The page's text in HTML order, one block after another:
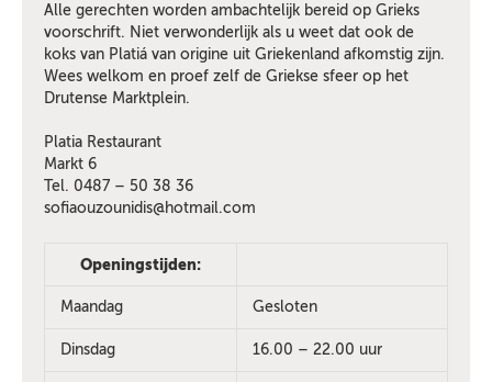
Alle gerechten worden ambachtelijk bereid op Grieks
voorschrift. Niet verwonderlijk als u weet dat ook de
koks van Platiá van origine uit Griekenland afkomstig zijn.
Wees welkom en proef zelf de Griekse sfeer op het
Drutense Marktplein.
Platia Restaurant
Markt 6
Tel. 0487 – 50 38 36
sofiaouzounidis@hotmail.com
Openingstijden:
Maandag Gesloten
Dinsdag 16.00 – 22.00 uur